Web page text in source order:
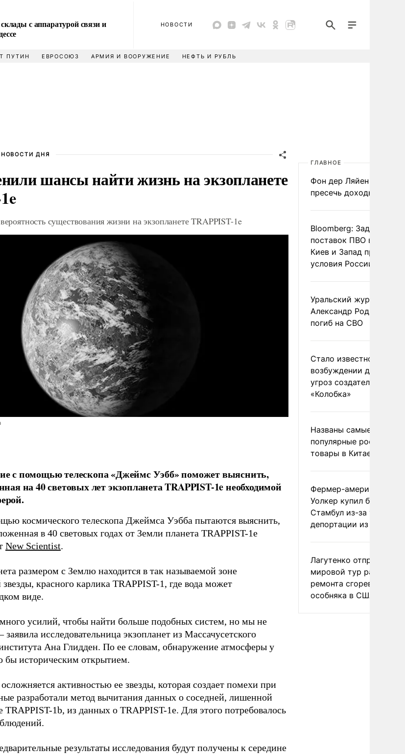
с аппаратурой связи и
НОВОСТИ
ПУТИН ЕВРОСОЮЗ АРМИЯ И ВООРУЖЕНИЕ НЕФТЬ И РУБЛЬ
НОВОСТИ ДНЯ
шансы найти жизнь на экзопланете
существования жизни на экзопланете TRAPPIST-1e
с помощью телескопа «Джеймс Уэбб» поможет выяснить,
на 40 световых лет экзопланета TRAPPIST-1e необходимой
космического телескопа Джеймса Уэбба пытаются выяснить,
в 40 световых годах от Земли планета TRAPPIST-1e
New Scientist.
размером с Землю находится в так называемой зоне
красного карлика TRAPPIST-1, где вода может
виде.
усилий, чтобы найти больше подобных систем, но мы не
исследовательница экзопланет из Массачусетского
Ана Глидден. По ее словам, обнаружение атмосферы у
бы историческим открытием.
активностью ее звезды, которая создает помехи при
разработали метод вычитания данных о соседней, лишенной
TRAPPIST-1b, из данных о TRAPPIST-1e. Для этого потребовалось
результаты исследования будут получены к середине
ГЛАВНОЕ
Фон дер Ляйен
пресечь доходы России
Bloomberg: Задержка
поставок ПВО вынудит
Киев и Запад принять
условия России
Уральский журналист
Александр Родионов
погиб на СВО
Стало известно о
возбуждении дела из-
угроз создателям
«Колобка»
Названы самые
популярные российские
товары в Китае
Фермер-американец
Уолкер купил билет в
Стамбул из-за угрозы
депортации из России
Лагутенко отправился в
мировой тур ради
ремонта сгоревшего
особняка в США